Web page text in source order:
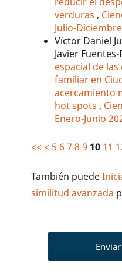
verduras ,
Julio-
Víctor Daniel
Javier Fuentes-
espacial de
familiar en
acercamiento
hot spots ,
Enero-Junio
<< < 5 6 7 8 9 10 11
También puede
similitud avanzada